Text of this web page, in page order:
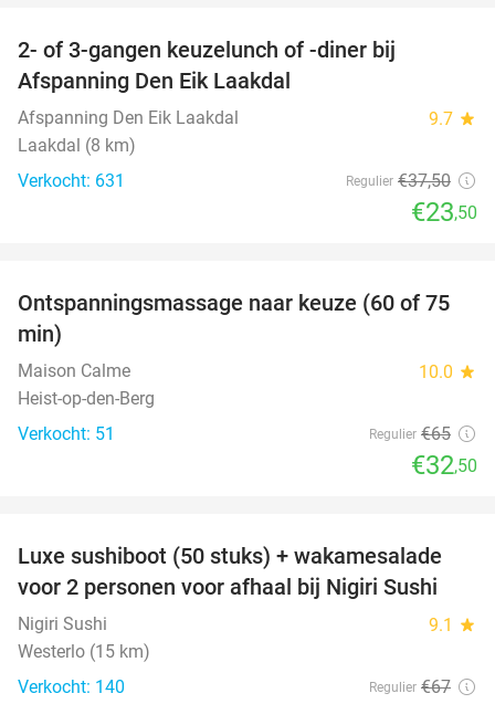
2- of 3-gangen keuzelunch of -diner bij
Afspanning Den Eik Laakdal
Afspanning Den Eik Laakdal 9.7 star
Laakdal (8 km)
Verkocht: 631
Regulier €37,50
€23,50
50%
Ontspanningsmassage naar keuze (60 of 75
min)
Maison Calme 10.0 star
Heist-op-den-Berg
Verkocht: 51
Regulier €65
€32,50
55%
Luxe sushiboot (50 stuks) + wakamesalade
voor 2 personen voor afhaal bij Nigiri Sushi
Nigiri Sushi 9.1 star
Westerlo (15 km)
Verkocht: 140
Regulier €67